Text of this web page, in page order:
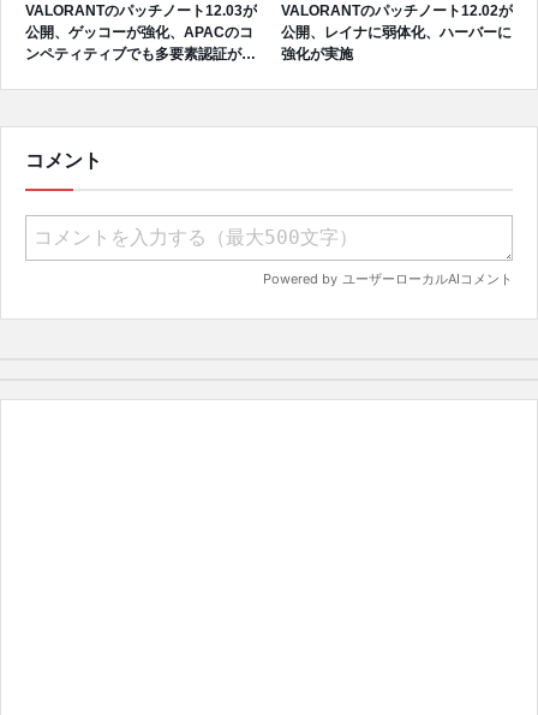
VALORANTのパッチノート12.03が
公開、ゲッコーが強化、APACのコ
ンペティティブでも多要素認証が導
VALORANTのパッチノート12.02が
公開、レイナに弱体化、ハーバーに
強化が実施
コメント